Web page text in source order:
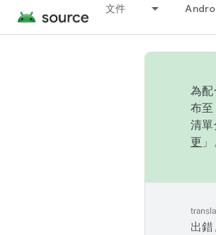
文件
為
布至
清
更 」
出錯